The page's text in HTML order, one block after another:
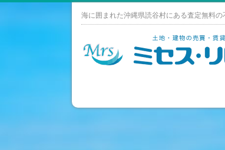
海に囲まれた沖縄県読谷村にある査定無料